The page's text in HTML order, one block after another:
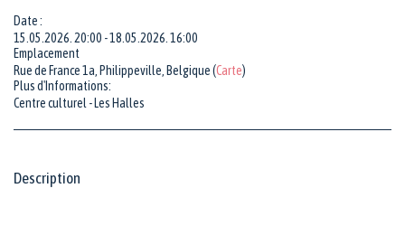
Date :
15.05.2026. 20:00 - 18.05.2026. 16:00
Emplacement
Rue de France 1a, Philippeville, Belgique (Carte)
Plus d'Informations:
Centre culturel - Les Halles
Description